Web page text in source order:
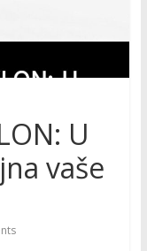
U
vaše